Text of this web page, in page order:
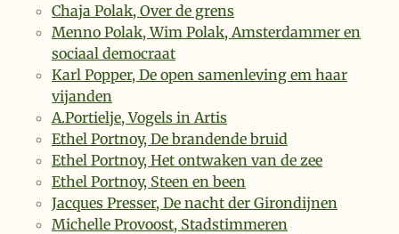
Chaja Polak, Over de grens
Menno Polak, Wim Polak, Amsterdammer en
sociaal democraat
Karl Popper, De open samenleving em haar
vijanden
A.Portielje, Vogels in Artis
Ethel Portnoy, De brandende bruid
Ethel Portnoy, Het ontwaken van de zee
Ethel Portnoy, Steen en been
Jacques Presser, De nacht der Girondijnen
Michelle Provoost, Stadstimmeren